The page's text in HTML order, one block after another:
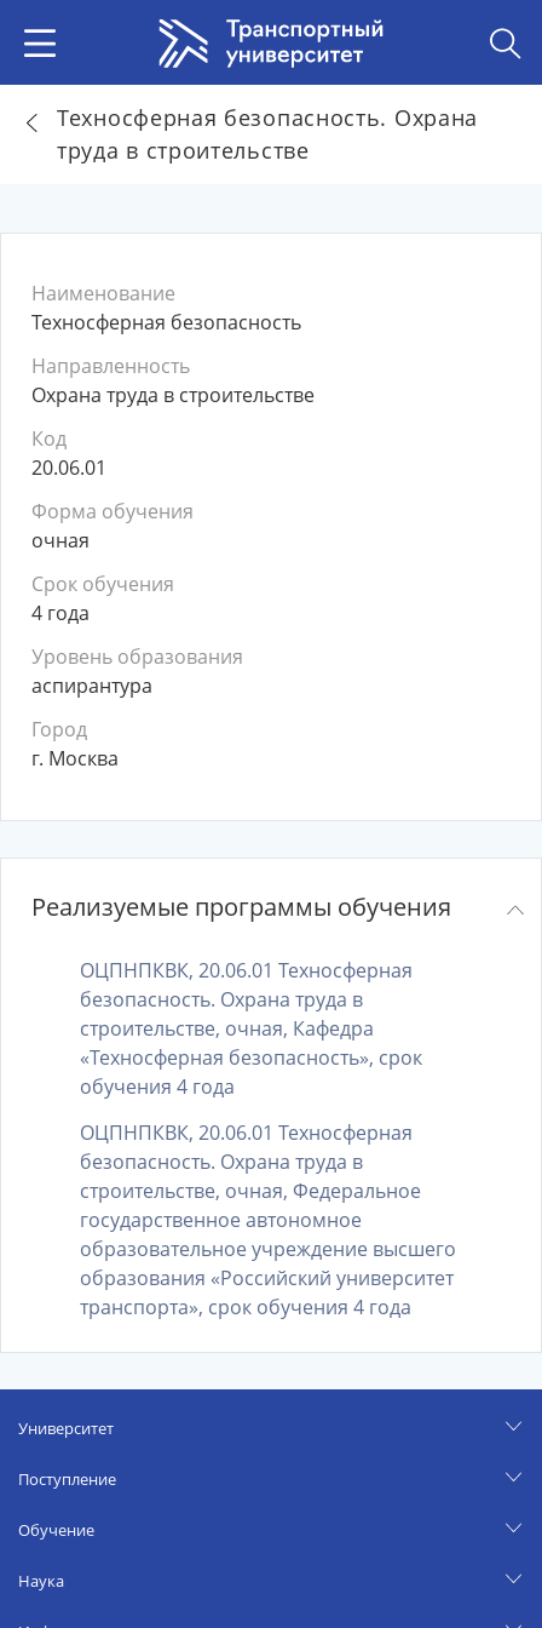
Техносферная безопасность. Охрана
труда в строительстве
Наименование
Техносферная безопасность
Направленность
Охрана труда в строительстве
Код
20.06.01
Форма обучения
очная
Срок обучения
4 года
Уровень образования
аспирантура
Город
г. Москва
Реализуемые программы обучения
ОЦПНПКВК, 20.06.01 Техносферная
безопасность. Охрана труда в
строительстве, очная, Кафедра
«Техносферная безопасность», срок
обучения 4 года
ОЦПНПКВК, 20.06.01 Техносферная
безопасность. Охрана труда в
строительстве, очная, Федеральное
государственное автономное
образовательное учреждение высшего
образования «Российский университет
транспорта», срок обучения 4 года
Университет
Поступление
Обучение
Наука